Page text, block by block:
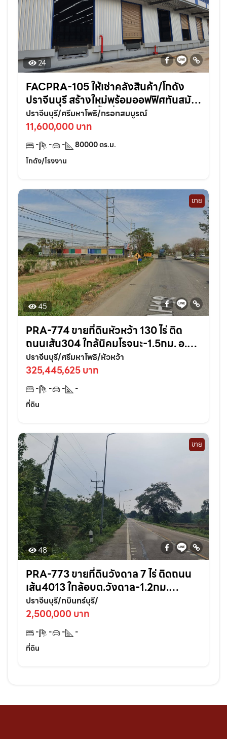
24
FACPRA-105 ให้เช่าคลังสินค้า/โกดัง
ปราจีนบุรี สร้างใหม่พร้อมออฟฟิศทันสมัย
ในทำเลศักยภาพพื้นที่ 80,000 ตรม. แบ่ง
เช่าได้
ปราจีนบุรี/ศรีมหาโพธิ/กรอกสมบูรณ์
11,600,000 บาท
- - - 80000ตร.ม.
โกดัง/โรงงาน
ขาย
45
PRA-774 ขายที่ดินหัวหว้า 130 ไร่ ติด
ถนนเส้น304 ใกล้นิคมโรจนะ-1.5กม. อ.ศรี
มหาโพธิ ปราจีนบุรี
ปราจีนบุรี/ศรีมหาโพธิ/หัวหว้า
325,445,625 บาท
- - -
-
ที่ดิน
ขาย
48
PRA-773 ขายที่ดินวังดาล 7 ไร่ ติดถนน
เส้น4013 ใกล้อบต.วังดาล-1.2กม.
อ.กบินทร์บุรี ปราจีนบุรี
ปราจีนบุรี/กบินทร์บุรี/
2,500,000 บาท
- - -
-
ที่ดิน